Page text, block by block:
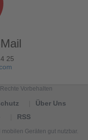
25
Vorbehalten
Über Uns
RSS
Geräten gut nutzbar.